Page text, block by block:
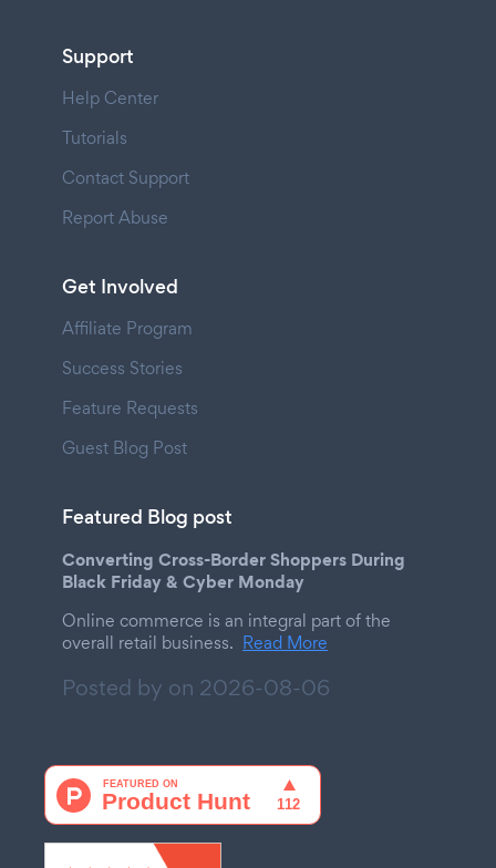
Support
Help Center
Tutorials
Contact Support
Report Abuse
Get Involved
Affiliate Program
Success Stories
Feature Requests
Guest Blog Post
Featured Blog post
Converting Cross-Border Shoppers During
Black Friday & Cyber Monday
Online commerce is an integral part of the
overall retail business. Read More
Posted by on 2026-08-06